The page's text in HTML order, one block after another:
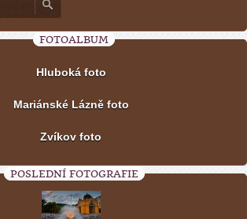
FOTOALBUM
Hluboká foto
Mariánské Lázně foto
Zvíkov foto
POSLEDNÍ FOTOGRAFIE